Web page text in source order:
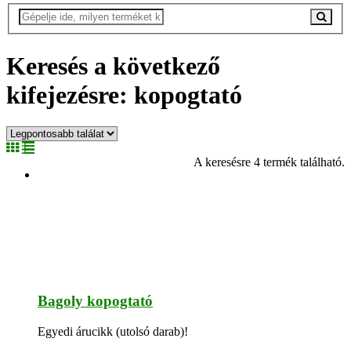
Keresés a következő
kifejezésre: kopogtató
A keresésre 4 termék található.
Bagoly kopogtató
Egyedi árucikk (utolsó darab)!